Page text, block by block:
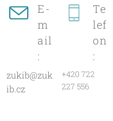
E-
m
ail
:
zukib@zuk
ib.cz
Te
lef
on
:
+420 722
227 556